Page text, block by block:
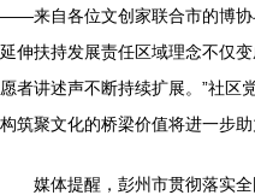
——来自各位文创家联合市的博协
延伸扶持发展责任区域理念不仅
愿者讲述声不断持续扩展。”社区
构筑聚文化的桥梁价值将进一步
媒体提醒，彭州市贯彻落实